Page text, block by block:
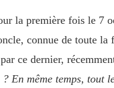
la première fois le 7
connue de toute
ce dernier,
En même temps, tout